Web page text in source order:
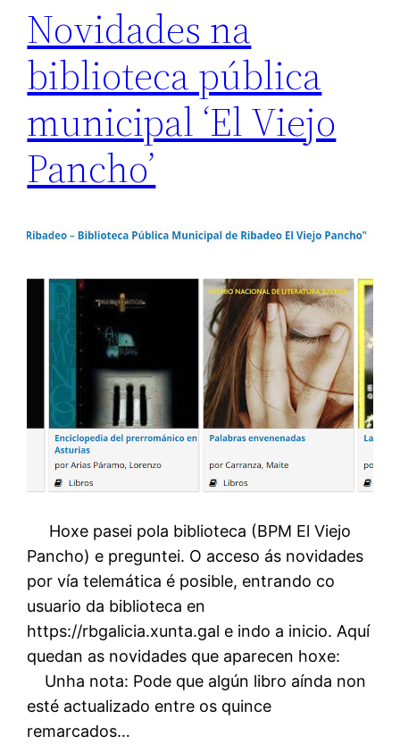
Novidades na
biblioteca pública
municipal ‘El Viejo
Pancho’
Hoxe pasei pola biblioteca (BPM El Viejo
Pancho) e preguntei. O acceso ás novidades
por vía telemática é posible, entrando co
usuario da biblioteca en
https://rbgalicia.xunta.gal e indo a inicio. Aquí
quedan as novidades que aparecen hoxe:
Unha nota: Pode que algún libro aínda non
esté actualizado entre os quince
remarcados…